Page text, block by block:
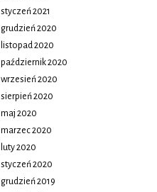
styczeń 2021
grudzień 2020
listopad 2020
październik 2020
wrzesień 2020
sierpień 2020
maj 2020
marzec 2020
luty 2020
styczeń 2020
grudzień 2019